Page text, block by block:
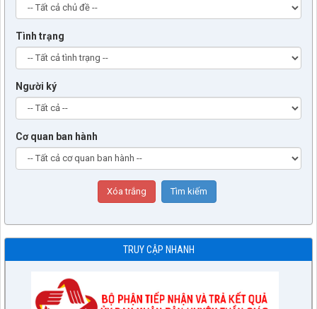
Tình trạng
Người ký
Cơ quan ban hành
TRUY CẬP NHANH